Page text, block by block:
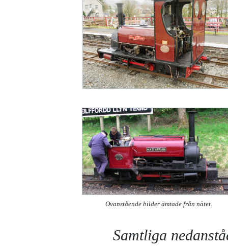
Ovanstående bilder ämtade från nätet.
Samtliga